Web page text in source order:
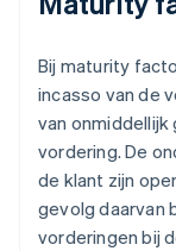
Bij maturity
incasso van de
van
vordering. De
de klant zijn
gevolg daarvan
vorderingen bij